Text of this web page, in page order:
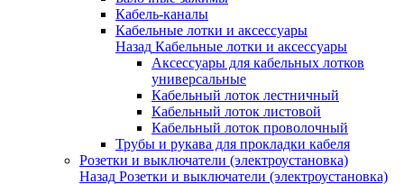
Кабель-каналы
Кабельные лотки и аксессуары
Назад Кабельные лотки и аксессуары
Аксессуары для кабельных лотков
универсальные
Кабельный лоток лестничный
Кабельный лоток листовой
Кабельный лоток проволочный
Трубы и рукава для прокладки кабеля
Розетки и выключатели (электроустановка)
Назад Розетки и выключатели (электроустановка)